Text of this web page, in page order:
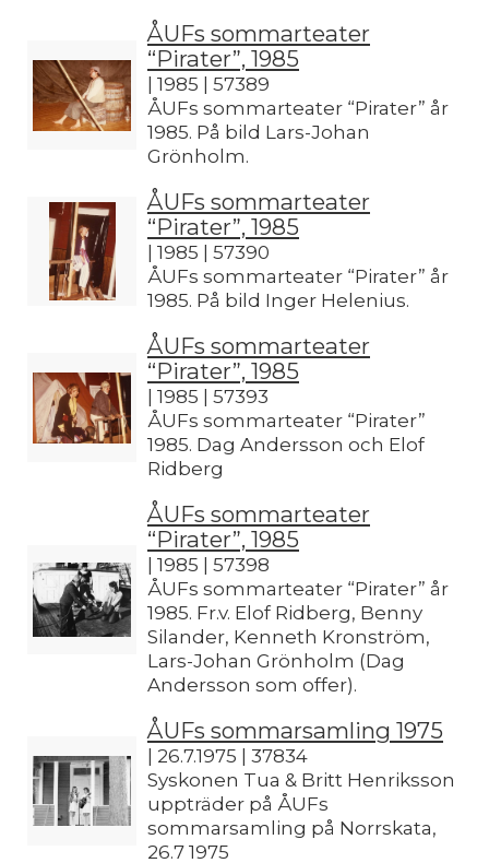
ÅUFs sommarteater
“Pirater”, 1985
| 1985 | 57389
ÅUFs sommarteater “Pirater” år
1985. På bild Lars-Johan
Grönholm.
ÅUFs sommarteater
“Pirater”, 1985
| 1985 | 57390
ÅUFs sommarteater “Pirater” år
1985. På bild Inger Helenius.
ÅUFs sommarteater
“Pirater”, 1985
| 1985 | 57393
ÅUFs sommarteater “Pirater”
1985. Dag Andersson och Elof
Ridberg
ÅUFs sommarteater
“Pirater”, 1985
| 1985 | 57398
ÅUFs sommarteater “Pirater” år
1985. Fr.v. Elof Ridberg, Benny
Silander, Kenneth Kronström,
Lars-Johan Grönholm (Dag
Andersson som offer).
ÅUFs sommarsamling 1975
| 26.7.1975 | 37834
Syskonen Tua & Britt Henriksson
uppträder på ÅUFs
sommarsamling på Norrskata,
26.7 1975